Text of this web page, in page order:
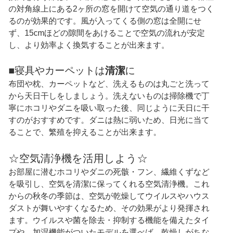
の対角線上にある2ヶ所の窓を開けて空気の通り道をつく
るのが効果的です。風が入ってくる側の窓は全開にせ
ず、15cmほどの隙間をあけることで空気の流れが安定
し、より効率よく換気することが出来ます。
■寝具やカーペットは清潔に
布団や枕、カーペットなど、洗えるものは丸ごと洗って
から天日干しをしましょう。洗えないものは掃除機で丁
寧にホコリやダニを吸い取った後、同じように天日に干
すのがおすすめです。ダニは熱に弱いため、日光に当て
ることで、繁殖を抑えることが出来ます。
☆空気清浄機を活用しよう☆
お部屋に潜むホコリやダニの死骸・フン、繊維くずなど
を吸引し、空気を清潔に保ってくれる空気清浄機。これ
からの秋冬の季節は、空気が乾燥してウイルスやハウス
ダストが舞いやすくなるため、その効果がより発揮され
ます。ウイルスや菌を除去・抑制する機能を備えたタイ